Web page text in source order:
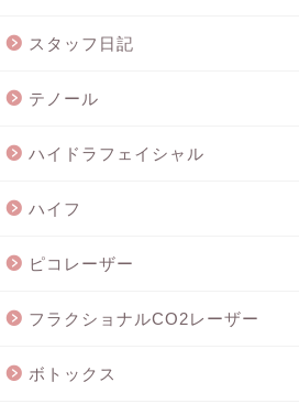
スタッフ日記
テノール
ハイドラフェイシャル
ハイフ
ピコレーザー
フラクショナルCO2レーザー
ボトックス